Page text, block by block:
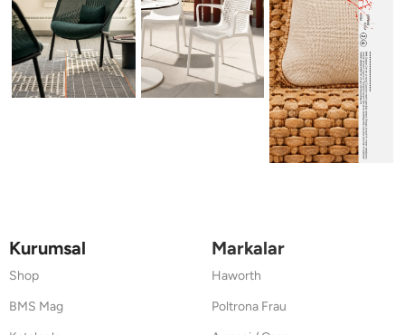
Kurumsal
Shop
BMS Mag
Markalar
Haworth
Poltrona Frau